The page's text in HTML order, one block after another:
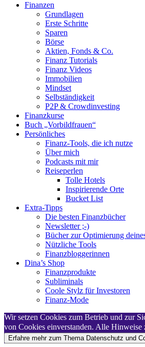
oben
Finanzen
Grundlagen
Erste Schritte
Sparen
Börse
Aktien, Fonds & Co.
Finanz Tutorials
Finanz Videos
Immobilien
Mindset
Selbständigkeit
P2P & Crowdinvesting
Finanzkurse
Buch „Vorbildfrauen“
Persönliches
Finanz-Tools, die ich nutze
Über mich
Podcasts mit mir
Reiseperlen
Tolle Hotels
Inspirierende Orte
Bucket List
Extra-Tipps
Die besten Finanzbücher
Newsletter ;-)
Bücher zur Optimierung
Nützliche Tools
Finanzbloggerinnen
Dina’s Shop
Finanzprodukte
Subliminals
Coole Stylz für Investoren
Finanz-Mode
Wir setzen Cookies zum Betrieb und zur
von Cookies einverstanden. Alle
Erfahre mehr zum Thema Datenschutz und